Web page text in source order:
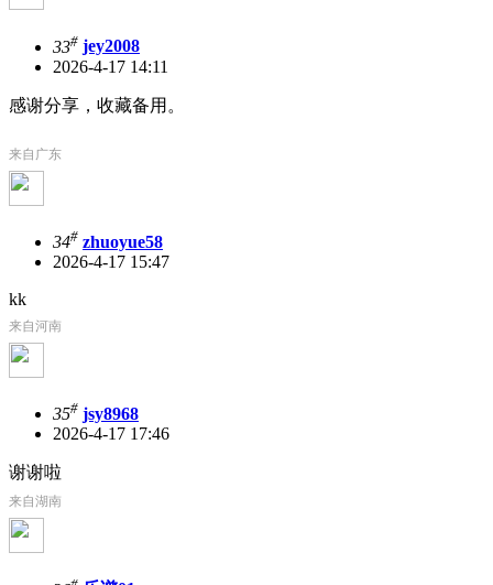
33# jey2008
2026-4-17 14:11
感谢分享，收藏备用。
来自广东
34# zhuoyue58
2026-4-17 15:47
kk
来自河南
35# jsy8968
2026-4-17 17:46
谢谢啦
来自湖南